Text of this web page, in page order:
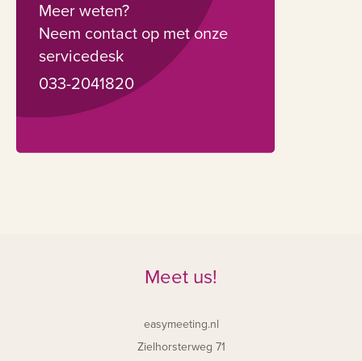
Meer weten?
Neem contact op met onze
servicedesk
033-2041820
Meet us!
easymeeting.nl
Zielhorsterweg 71